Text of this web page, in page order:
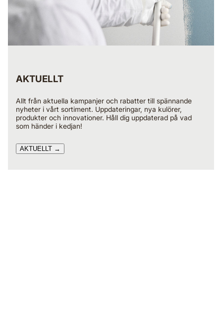
AKTUELLT
Allt från aktuella kampanjer och rabatter till spännande
nyheter i vårt sortiment. Uppdateringar, nya kulörer,
produkter och innovationer. Håll dig uppdaterad på vad
som händer i kedjan!
AKTUELLT →